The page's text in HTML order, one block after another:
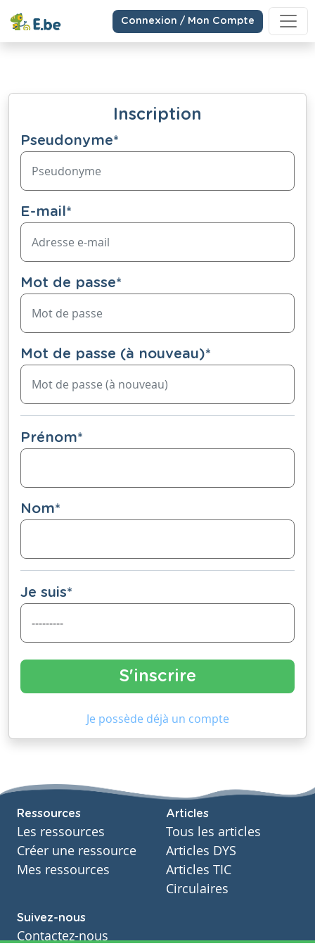
Connexion / Mon Compte
Inscription
Pseudonyme*
E-mail*
Mot de passe*
Mot de passe (à nouveau)*
Prénom*
Nom*
Je suis*
Je possède déjà un compte
Ressources
Les ressources
Créer une ressource
Mes ressources
Articles
Tous les articles
Articles DYS
Articles TIC
Circulaires
Suivez-nous
Contactez-nous